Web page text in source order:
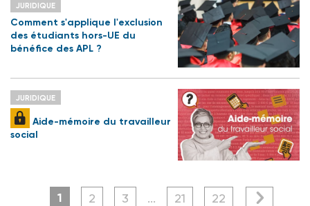
JURIDIQUE
Comment s'applique l'exclusion
des étudiants hors-UE du
bénéfice des APL ?
JURIDIQUE
Aide-mémoire du travailleur
social
1 2 3 ... 21 22